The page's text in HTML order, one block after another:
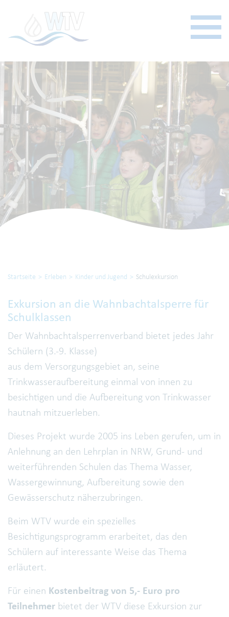
Startseite Erleben Kinder und Jugend Schulexkursion
Exkursion an die Wahnbachtalsperre für
Schulklassen
Der Wahnbachtalsperrenverband bietet jedes Jahr
Schülern (3.-9. Klasse)
aus dem Versorgungsgebiet an, seine
Trinkwasseraufbereitung einmal von innen zu
besichtigen und die Aufbereitung von Trinkwasser
hautnah mitzuerleben.
Dieses Projekt wurde 2005 ins Leben gerufen, um in
Anlehnung an den Lehrplan in NRW, Grund- und
weiterführenden Schulen das Thema Wasser,
Wassergewinnung, Aufbereitung sowie den
Gewässerschutz näherzubringen.
Beim WTV wurde ein spezielles
Besichtigungsprogramm erarbeitet, das den
Schülern auf interessante Weise das Thema
erläutert.
Für einen Kostenbeitrag von 5,- Euro pro
Teilnehmer bietet der WTV diese Exkursion zur